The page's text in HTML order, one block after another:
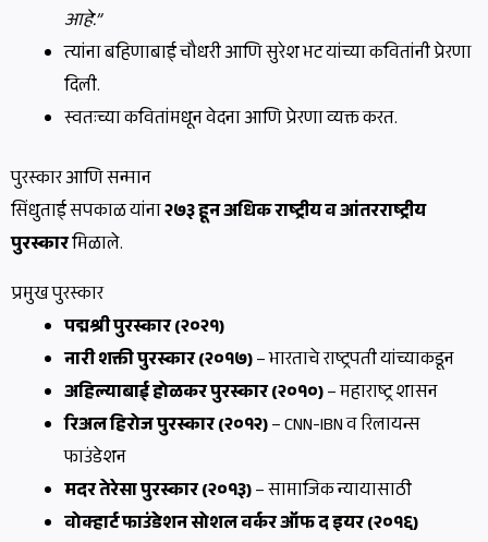
आहे.”
त्यांना बहिणाबाई चौधरी आणि सुरेश भट यांच्या कवितांनी प्रेरणा
दिली.
स्वतःच्या कवितांमधून वेदना आणि प्रेरणा व्यक्त करत.
पुरस्कार आणि सन्मान
सिंधुताई सपकाळ यांना२७३ हून अधिक राष्ट्रीय व आंतरराष्ट्रीय
पुरस्कारमिळाले.
प्रमुख पुरस्कार
पद्मश्री पुरस्कार (२०२१)
नारी शक्ती पुरस्कार (२०१७)– भारताचे राष्ट्रपती यांच्याकडून
अहिल्याबाई होळकर पुरस्कार (२०१०)– महाराष्ट्र शासन
रिअल हिरोज पुरस्कार (२०१२)– CNN-IBN व रिलायन्स
फाउंडेशन
मदर तेरेसा पुरस्कार (२०१३)– सामाजिक न्यायासाठी
वोक्हार्ट फाउंडेशन सोशल वर्कर ऑफ द इयर (२०१६)